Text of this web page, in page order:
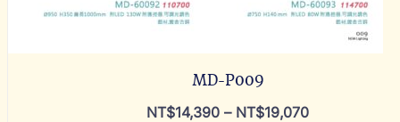
MD-P009
NT$14,390 – NT$19,070